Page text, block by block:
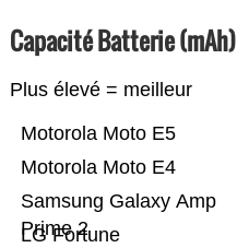
Capacité Batterie (mAh)
Plus élevé = meilleur
LG Fortune
Samsung Galaxy Amp
Prime 2
Motorola Moto E4
Motorola Moto E5